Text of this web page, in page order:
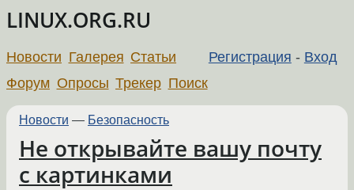
LINUX.ORG.RU
Регистрация - Вход
Новости Галерея Статьи
Форум Опросы Трекер Поиск
Новости — Безопасность
Не открывайте вашу почту
с картинками